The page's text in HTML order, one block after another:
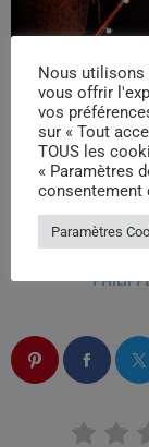
ÉCRIT PAR:
Nous utilisons
vous offrir
vos
sur « Tout
TOUS les
« Paramètres
consentement
Paramètres